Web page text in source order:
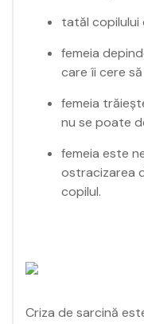
tatăl copilului
femeia
care îi cere
femeia
nu se poate
femeia este
ostracizarea
copilul.
Criza de sarcină